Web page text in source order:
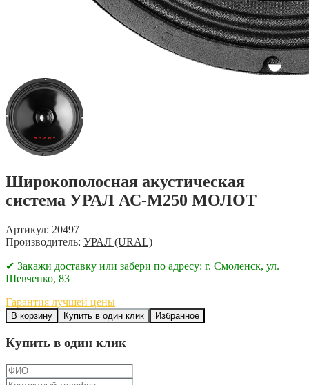
Широкополосная акустическая
система УРАЛ АС-М250 МОЛОТ
Артикул: 20497
Производитель: УРАЛ (URAL)
✔ Закажи доставку или забери по адресу: г. Смоленск, ул.
Шевченко, 83
Гарантия лучшей цены
В корзину Купить в один клик Избранное
Купить в один клик